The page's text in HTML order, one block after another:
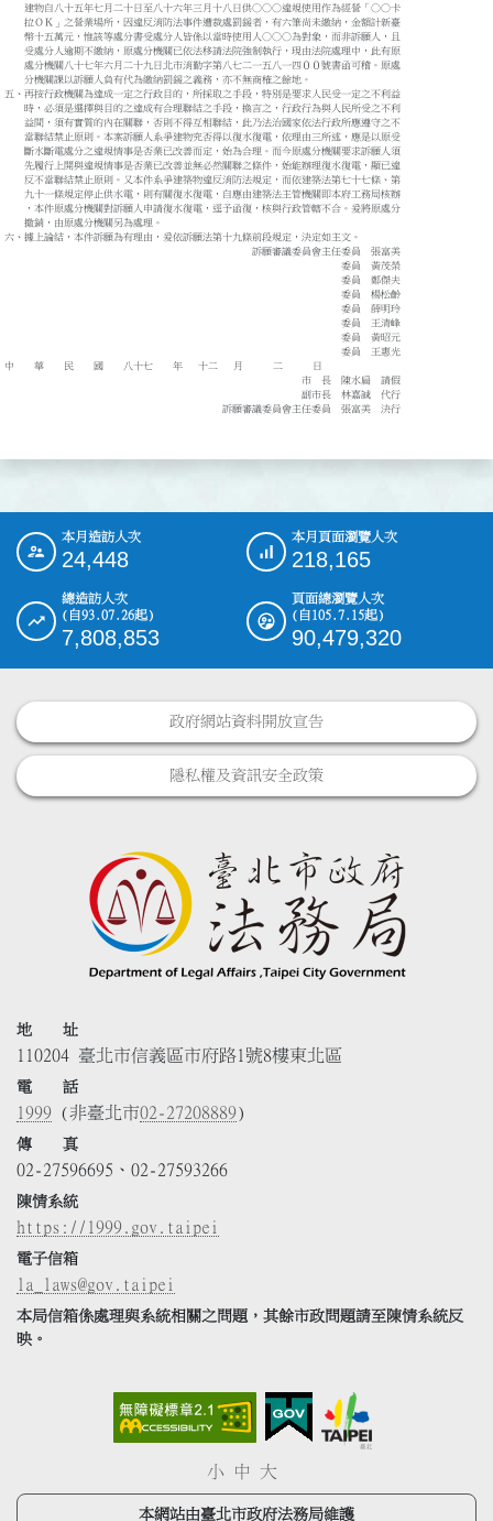
建物自八十五年七月二十日至八十六年三月十八日供○○○違規使用作為經營「○○卡
拉ＯＫ」之營業場所，因違反消防法事件遭裁處罰鍰者，有六筆尚未繳納，金額計新臺
幣十五萬元，惟該等處分書受處分人皆係以當時使用人○○○為對象，而非訴願人，且
受處分人逾期不繳納，原處分機關已依法移請法院強制執行，現由法院處理中，此有原
處分機關八十七年六月二十九日北市消勤字第八七二一五八一四００號書函可稽。原處
分機關課以訴願人負有代為繳納罰鍰之義務，亦不無商榷之餘地。
五、再按行政機關為達成一定之行政目的，所採取之手段，特別是要求人民受一定之不利益
時，必須是選擇與目的之達成有合理聯結之手段，換言之，行政行為與人民所受之不利
益間，須有實質的內在關聯，否則不得互相聯結，此乃法治國家依法行政所應遵守之不
當聯結禁止原則。本案訴願人系爭建物究否得以復水復電，依理由三所述，應是以原受
斷水斷電處分之違規情事是否業已改善而定，始為合理。而今原處分機關要求訴願人須
先履行上開與違規情事是否業已改善並無必然關聯之條件，始能辦理復水復電，顯已違
反不當聯結禁止原則。又本件系爭建築物違反消防法規定，而依建築法第七十七條、第
九十一條規定停止供水電，則有關復水復電，自應由建築法主管機關即本府工務局核辦
，本件原處分機關對訴願人申請復水復電，逕予函復，核與行政管轄不合。爰將原處分
撤銷，由原處分機關另為處理。
六、據上論結，本件訴願為有理由，爰依訴願法第十九條前段規定，決定如主文。
訴願審議委員會主任委員 張富美
委員 黃茂榮
委員 鄭傑夫
委員 楊松齡
委員 薛明玲
委員 王清峰
委員 黃昭元
委員 王惠光
中 華 民 國 八十七 年 十二 月 二 日
市 長 陳水扁 請假
副市長 林嘉誠 代行
訴願審議委員會主任委員 張富美 決行
::: 本月造訪人次
24,448
本月頁面瀏覽人次
218,165
總造訪人次
(自93.07.26起)
7,808,853
頁面總瀏覽人次
(自105.7.15起)
90,479,320
政府網站資料開放宣告
隱私權及資訊安全政策
地 址
110204 臺北市信義區市府路1號8樓東北區
電 話
1999 (非臺北市02-27208889)
傳 真
02-27596695、02-27593266
陳情系統
https://1999.gov.taipei
電子信箱
la_laws@gov.taipei
本局信箱係處理與系統相關之問題，其餘市政問題請至陳情系統反
映。
小 中 大
本網站由臺北市政府法務局維護